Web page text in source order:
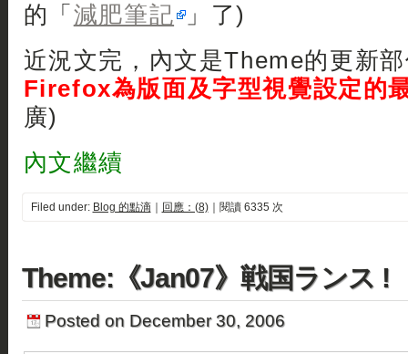
的「 減肥筆記
」了)
近況文完，內文是Theme的更新
Firefox為版面及字型視覺設定的
廣)
內文繼續
Filed under: Blog 的點滴｜ 回應：(8)｜閱讀 6335 次
Theme:《Jan07》戦国ランス !
Posted on December 30, 2006